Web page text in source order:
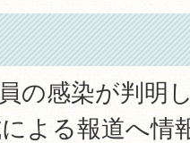
の感染が判明
よる報道へ情